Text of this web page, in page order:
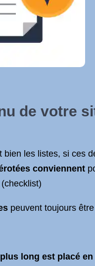
de votre
bien les listes, si ces
conviennent
peuvent toujours
plus long est placé